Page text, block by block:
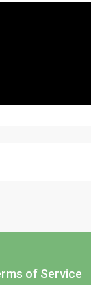
of Service